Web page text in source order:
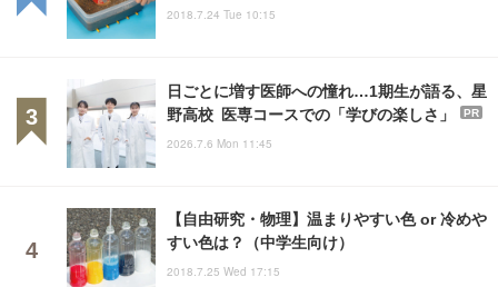
2018.7.24 Tue 10:15
日ごとに増す医師への憧れ…1期生が語る、星
野高校 医専コースでの「学びの楽しさ」
PR
2026.7.6 Mon 11:45
【自由研究・物理】温まりやすい色 or 冷めや
すい色は？（中学生向け）
2018.7.25 Wed 17:15